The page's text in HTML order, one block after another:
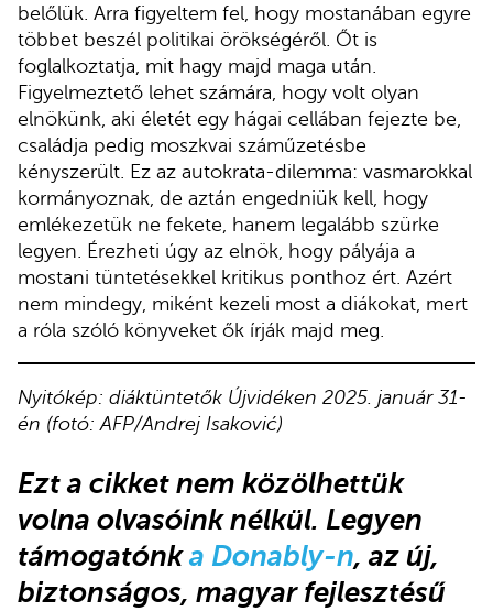
belőlük. Arra figyeltem fel, hogy mostanában egyre
többet beszél politikai örökségéről. Őt is
foglalkoztatja, mit hagy majd maga után.
Figyelmeztető lehet számára, hogy volt olyan
elnökünk, aki életét egy hágai cellában fejezte be,
családja pedig moszkvai száműzetésbe
kényszerült. Ez az autokrata-dilemma: vasmarokkal
kormányoznak, de aztán engedniük kell, hogy
emlékezetük ne fekete, hanem legalább szürke
legyen. Érezheti úgy az elnök, hogy pályája a
mostani tüntetésekkel kritikus ponthoz ért. Azért
nem mindegy, miként kezeli most a diákokat, mert
a róla szóló könyveket ők írják majd meg.
Nyitókép: diáktüntetők Újvidéken 2025. január 31-
én (fotó: AFP/Andrej Isaković)
Ezt a cikket nem közölhettük
volna olvasóink nélkül. Legyen
támogatónka Donably-n, az új,
biztonságos, magyar fejlesztésű